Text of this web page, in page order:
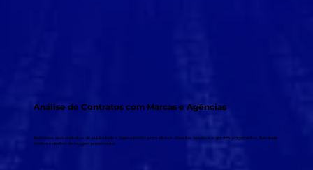
Análise de Contratos com Marcas e Agências
Revisamos seus contratos de publicidade e agenciamento para eliminar cláusulas abusivas e garantir pagamentos, liberdade
criativa e direitos de imagem preservados.